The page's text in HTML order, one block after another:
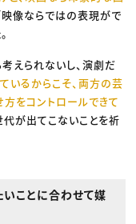
映像ならではの表現がで
えられないし、演劇だ
いるからこそ、両方の芸
をコントロールできて
が出てこないことを祈
いことに合わせて媒